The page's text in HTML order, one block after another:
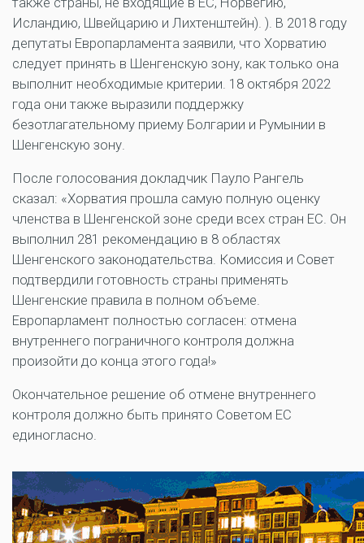
Исландию, Швейцарию и Лихтенштейн). ). В 2018 году
депутаты Европарламента заявили, что Хорватию
следует принять в Шенгенскую зону, как только она
выполнит необходимые критерии. 18 октября 2022
года они также выразили поддержку
безотлагательному приему Болгарии и Румынии в
Шенгенскую зону.
После голосования докладчик Пауло Рангель
сказал: «Хорватия прошла самую полную оценку
членства в Шенгенской зоне среди всех стран ЕС. Он
выполнил 281 рекомендацию в 8 областях
Шенгенского законодательства. Комиссия и Совет
подтвердили готовность страны применять
Шенгенские правила в полном объеме.
Европарламент полностью согласен: отмена
внутреннего пограничного контроля должна
произойти до конца этого года!»
Окончательное решение об отмене внутреннего
контроля должно быть принято Советом ЕС
единогласно.